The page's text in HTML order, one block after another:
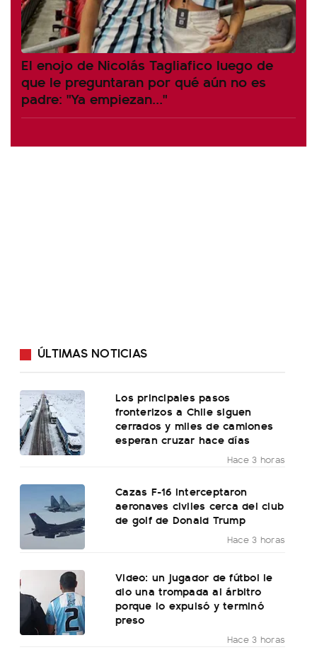
El enojo de Nicolás Tagliafico luego de
que le preguntaran por qué aún no es
padre: "Ya empiezan..."
ÚLTIMAS NOTICIAS
Los principales pasos
fronterizos a Chile siguen
cerrados y miles de camiones
esperan cruzar hace días
Hace 3 horas
Cazas F-16 interceptaron
aeronaves civiles cerca del club
de golf de Donald Trump
Hace 3 horas
Video: un jugador de fútbol le
dio una trompada al árbitro
porque lo expulsó y terminó
preso
Hace 3 horas